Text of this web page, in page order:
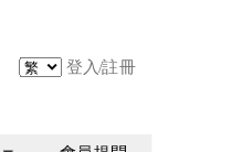
登入/註冊